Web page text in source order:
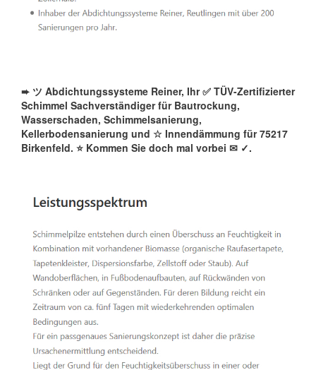
➨ ツ Abdichtungssysteme Reiner, Ihr ✅ TÜV-Zertifizierter
Schimmel Sachverständiger für Bautrockung,
Wasserschaden, Schimmelsanierung,
Kellerbodensanierung und ☆ Innendämmung für 75217
Birkenfeld. ⭐ Kommen Sie doch mal vorbei ✉ ✓️.